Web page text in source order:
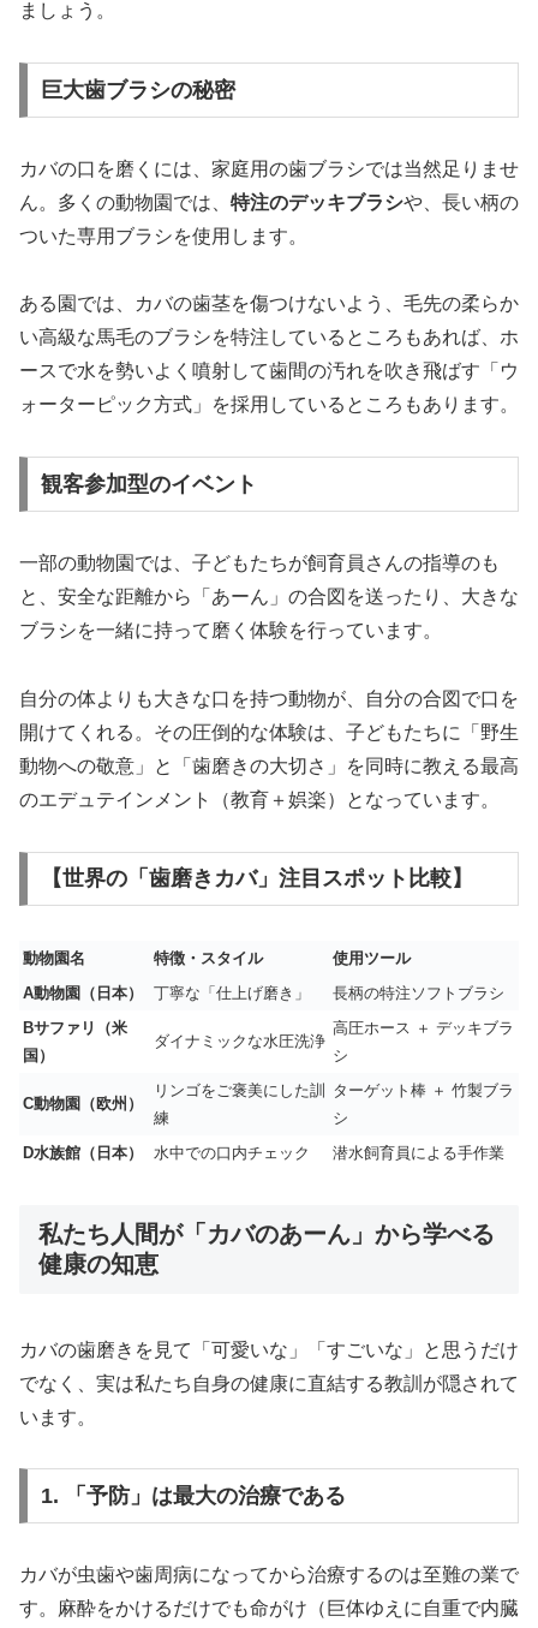
ましょう。
巨大歯ブラシの秘密
カバの口を磨くには、家庭用の歯ブラシでは当然足りませ
ん。多くの動物園では、 特注のデッキブラシや、長い柄の
ついた専用ブラシを使用します。
ある園では、カバの歯茎を傷つけないよう、毛先の柔らか
い高級な馬毛のブラシを特注しているところもあれば、ホ
ースで水を勢いよく噴射して歯間の汚れを吹き飛ばす「ウ
ォーターピック方式」を採用しているところもあります。
観客参加型のイベント
一部の動物園では、子どもたちが飼育員さんの指導のも
と、安全な距離から「あーん」の合図を送ったり、大きな
ブラシを一緒に持って磨く体験を行っています。
自分の体よりも大きな口を持つ動物が、自分の合図で口を
開けてくれる。その圧倒的な体験は、子どもたちに「野生
動物への敬意」と「歯磨きの大切さ」を同時に教える最高
のエデュテインメント（教育＋娯楽）となっています。
【世界の「歯磨きカバ」注目スポット比較】
動物園名 特徴・スタイル
使用ツール
A動物園（日本）
丁寧な「仕上げ磨き」
長柄の特注ソフトブラシ
Bサファリ（米
国）
ダイナミックな水圧洗浄
高圧ホース ＋ デッキブラ
シ
C動物園（欧州）
リンゴをご褒美にした訓
練
ターゲット棒 ＋ 竹製ブラ
シ
D水族館（日本）
水中での口内チェック 潜水飼育員による手作業
私たち人間が「カバのあーん」から学べる
健康の知恵
カバの歯磨きを見て「可愛いな」「すごいな」と思うだけ
でなく、実は私たち自身の健康に直結する教訓が隠されて
います。
1. 「予防」は最大の治療である
カバが虫歯や歯周病になってから治療するのは至難の業で
す。麻酔をかけるだけでも命がけ（巨体ゆえに自重で内臓